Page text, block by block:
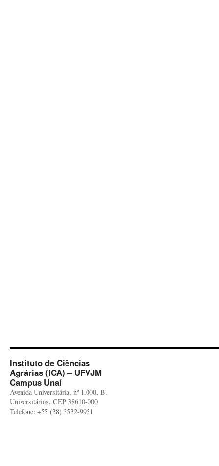
Instituto de Ciências
Agrárias (ICA) – UFVJM
Campus Unaí
Avenida Universitária, nº 1.000, B.
Universitários, CEP 38610-000
Telefone: +55 (38) 3532-9951